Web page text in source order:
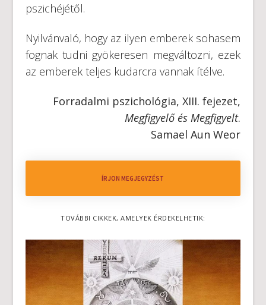
pszichéjétől.
Nyilvánvaló, hogy az ilyen emberek sohasem
fognak tudni gyökeresen megváltozni, ezek
az emberek teljes kudarcra vannak ítélve.
Forradalmi pszichológia, XIII. fejezet,
Megfigyelő és Megfigyelt.
Samael Aun Weor
ÍRJON MEGJEGYZÉST
TOVÁBBI CIKKEK, AMELYEK ÉRDEKELHETIK: